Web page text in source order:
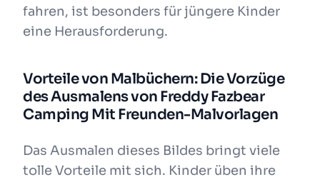
fahren, ist besonders für jüngere Kinder
eine Herausforderung.
Vorteile von Malbüchern: Die Vorzüge
des Ausmalens von Freddy Fazbear
Camping Mit Freunden-Malvorlagen
Das Ausmalen dieses Bildes bringt viele
tolle Vorteile mit sich. Kinder üben ihre